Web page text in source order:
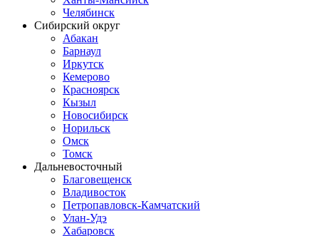
Челябинск
Сибирский округ
Абакан
Барнаул
Иркутск
Кемерово
Красноярск
Кызыл
Новосибирск
Норильск
Омск
Томск
Дальневосточный
Благовещенск
Владивосток
Петропавловск-Камчатский
Улан-Удэ
Хабаровск